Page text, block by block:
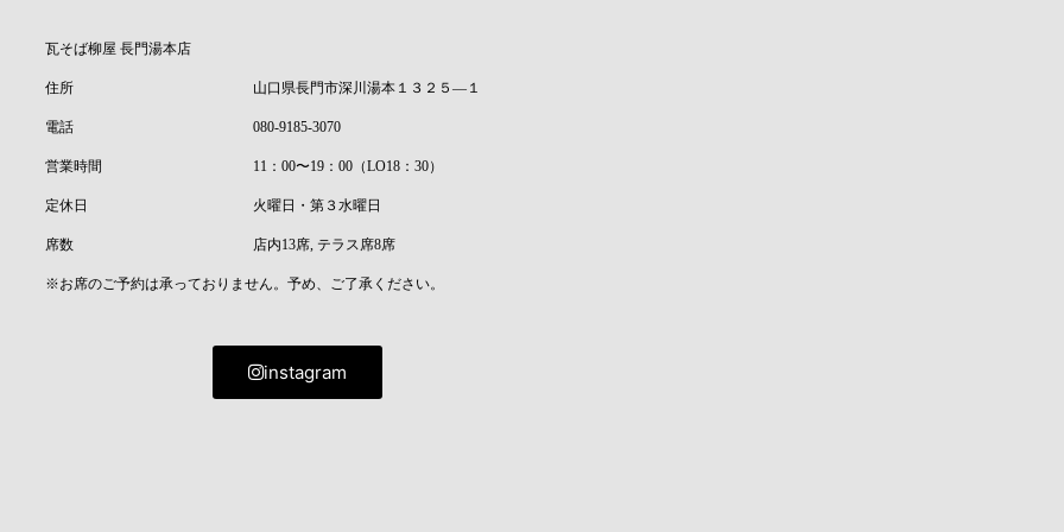
瓦そば柳屋 長門湯本店
住所 山口県長門市深川湯本１３２５―１
電話 080-9185-3070
営業時間 11：00〜19：00（LO18：30）
定休日 火曜日・第３水曜日
席数 店内13席, テラス席8席
※お席のご予約は承っておりません。予め、ご了承ください。
instagram